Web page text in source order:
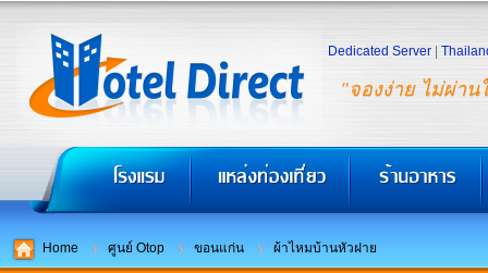
"จองง่าย ไม่ผ่าน
Dedicated Server
Home ศูนย์ Otop ขอนแก่น ผ้าไหมบ้านหัวฝาย